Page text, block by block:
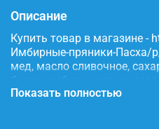
Описание
Купить товар в магазине
Имбирные-пряники-Пасха/
мед, масло сливочное,
белок, имбирь, корица,
Показать полностью